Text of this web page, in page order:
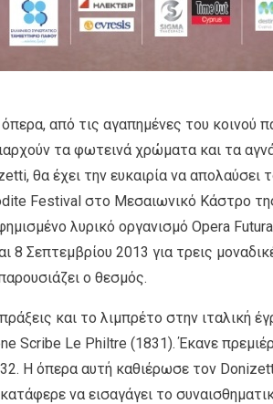
από τις αγαπημένες του κοινού
τα φωτεινά χρώματα και τα αγνά
θα έχει την ευκαιρία να απολαύσει
Festival στο Μεσαιωνικό Κάστρο
λυρικό οργανισμό Opera
8 Σεπτεμβρίου 2013 για τρεις
ο θεσμός.
και το λιμπρέτο στην ιταλική
Scribe Le Philtre (1831). Έκανε
Η όπερα αυτή καθιέρωσε τον
να εισαγάγει το